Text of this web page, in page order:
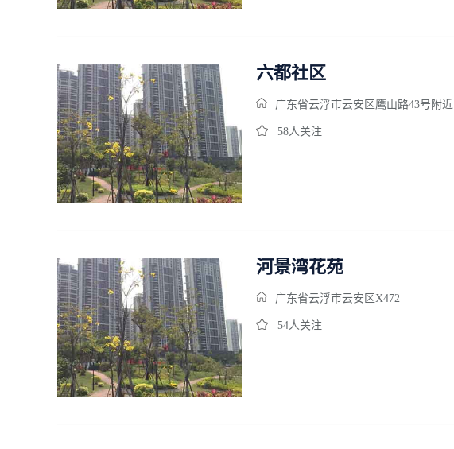
六都社区
广东省云浮市云安区鹰山路43号附近
58人关注
河景湾花苑
广东省云浮市云安区X472
54人关注